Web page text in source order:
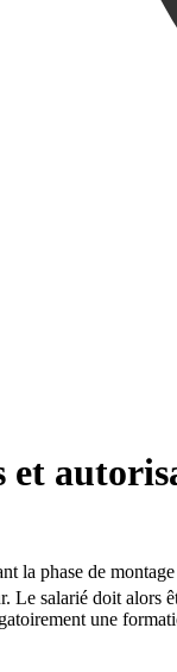
et
la phase de
Le salarié doit alors
une